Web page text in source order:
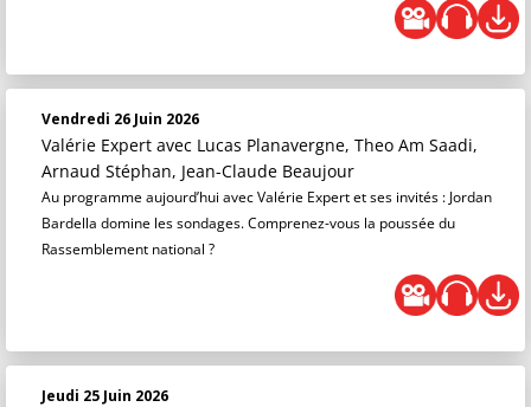
Vendredi 26 Juin 2026
Valérie Expert avec Lucas Planavergne, Theo Am Saadi,
Arnaud Stéphan, Jean-Claude Beaujour
Au programme aujourd’hui avec Valérie Expert et ses invités : Jordan
Bardella domine les sondages. Comprenez-vous la poussée du
Rassemblement national ?
Jeudi 25 Juin 2026